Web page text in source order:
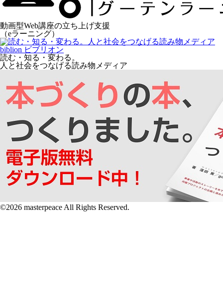
動画型Web講座の立ち上げ支援
（eラーニング）
読む・知る・変わる。
人と社会をつなげる読み物メディア
©2026 masterpeace All Rights Reserved.